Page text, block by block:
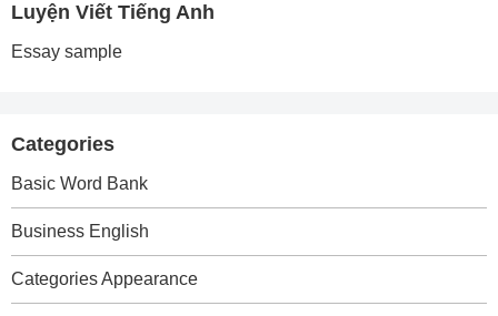
Luyện Viết Tiếng Anh
Essay sample
Categories
Basic Word Bank
Business English
Categories Appearance